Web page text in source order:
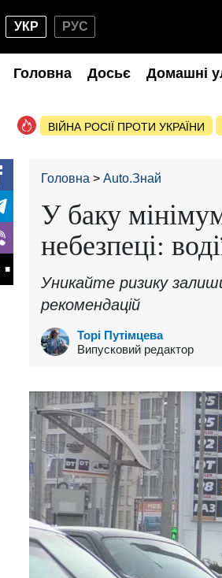
УКР РУС
Головна Досьє Домашні
ВІЙНА РОСІЇ ПРОТИ УКРАЇНИ
Головна Auto.Знай
У баку
небезпеці:
Уникайте ризику
рекомендацій
Торі Путімцева
Випусковий редактор